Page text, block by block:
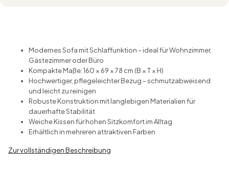
Modernes Sofa mit Schlaffunktion – ideal für Wohnzimmer,
Gästezimmer oder Büro
Kompakte Maße: 160 × 69 × 78 cm (B × T × H)
Hochwertiger, pflegeleichter Bezug – schmutzabweisend
und leicht zu reinigen
Robuste Konstruktion mit langlebigen Materialien für
dauerhafte Stabilität
Weiche Kissen für hohen Sitzkomfort im Alltag
Erhältlich in mehreren attraktiven Farben
Zur vollständigen Beschreibung